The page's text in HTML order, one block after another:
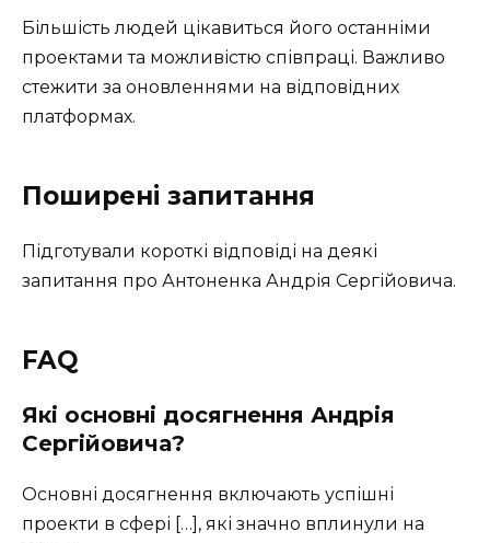
Більшість людей цікавиться його останніми
проектами та можливістю співпраці. Важливо
стежити за оновленнями на відповідних
платформах.
Поширені запитання
Підготували короткі відповіді на деякі
запитання про Антоненка Андрія Сергійовича.
FAQ
Які основні досягнення Андрія
Сергійовича?
Основні досягнення включають успішні
проекти в сфері […], які значно вплинули на